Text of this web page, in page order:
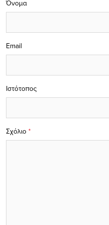
Σχόλιο *
Όνομα
Email
Ιστότοπος